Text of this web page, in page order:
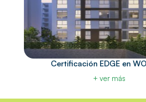
Certificación EDGE en
+ ver más